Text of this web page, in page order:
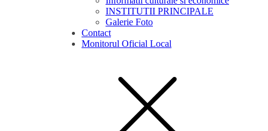
INSTITUTII PRINCIPALE
Galerie Foto
Contact
Monitorul Oficial Local